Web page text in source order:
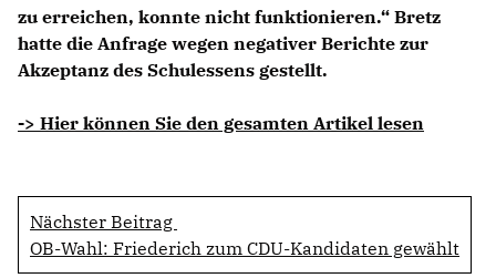
zu erreichen, konnte nicht funktionieren.“ Bretz
hatte die Anfrage wegen negativer Berichte zur
Akzeptanz des Schulessens gestellt.
-> Hier können Sie den gesamten Artikel lesen
Nächster Beitrag
OB-Wahl: Friederich zum CDU-Kandidaten gewählt